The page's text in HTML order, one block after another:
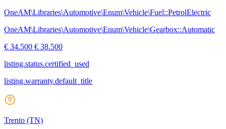
OneAM\Libraries\Automotive\Enum\Vehicle\Fuel::PetrolElectric
OneAM\Libraries\Automotive\Enum\Vehicle\Gearbox::Automatic
€ 34.500 € 38.500
listing.status.certified_used
listing.warranty.default_title
Trento (TN)